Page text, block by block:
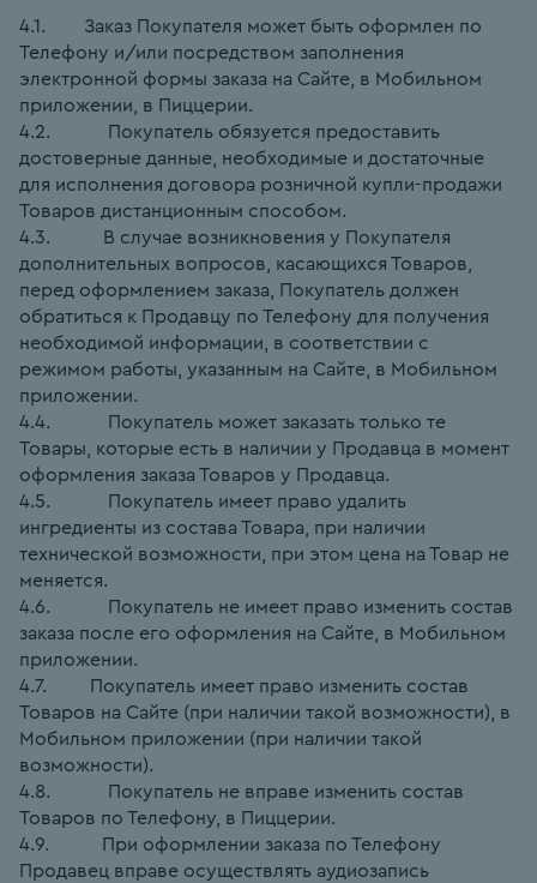
4.1.        Заказ Покупателя может быть оформлен по
Телефону и/или посредством заполнения
электронной формы заказа на Сайте, в Мобильном
приложении, в Пиццерии.
4.2.            Покупатель обязуется предоставить
достоверные данные, необходимые и достаточные
для исполнения договора розничной купли-продажи
Товаров дистанционным способом.
4.3.           В случае возникновения у Покупателя
дополнительных вопросов, касающихся Товаров,
перед оформлением заказа, Покупатель должен
обратиться к Продавцу по Телефону для получения
необходимой информации, в соответствии с
режимом работы, указанным на Сайте, в Мобильном
приложении.
4.4.            Покупатель может заказать только те
Товары, которые есть в наличии у Продавца в момент
оформления заказа Товаров у Продавца.
4.5.            Покупатель имеет право удалить
ингредиенты из состава Товара, при наличии
технической возможности, при этом цена на Товар не
меняется.
4.6.            Покупатель не имеет право изменить состав
заказа после его оформления на Сайте, в Мобильном
приложении.
4.7.         Покупатель имеет право изменить состав
Товаров на Сайте (при наличии такой возможности), в
Мобильном приложении (при наличии такой
возможности).
4.8.            Покупатель не вправе изменить состав
Товаров по Телефону, в Пиццерии.
4.9.           При оформлении заказа по Телефону
Продавец вправе осуществлять аудиозапись